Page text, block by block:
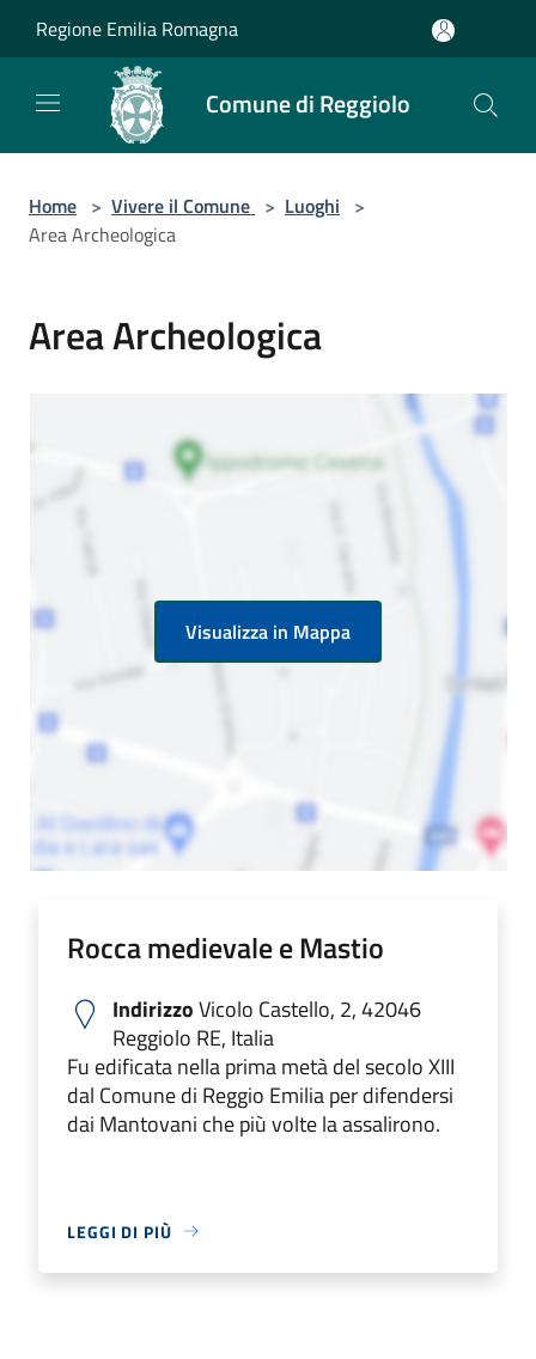
Regione Emilia Romagna
Comune di Reggiolo
Home > Vivere il Comune > Luoghi >
Area Archeologica
Area Archeologica
Visualizza in Mappa
Rocca medievale e Mastio
IndirizzoVicolo Castello, 2, 42046
Reggiolo RE, Italia
Fu edificata nella prima metà del secolo XIII
dal Comune di Reggio Emilia per difendersi
dai Mantovani che più volte la assalirono.
LEGGI DI PIÙ